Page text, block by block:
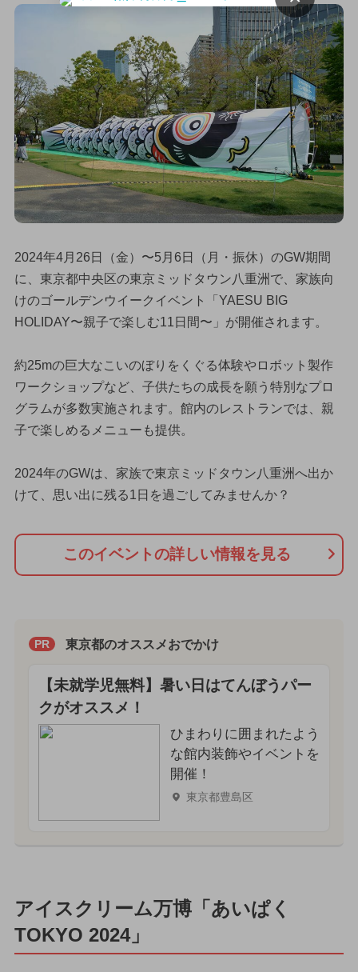
2024年4月26日（金）〜5月6日（月・振休）のGW期間
に、東京都中央区の東京ミッドタウン八重洲で、家族向
けのゴールデンウイークイベント「YAESU BIG
HOLIDAY〜親子で楽しむ11日間〜」が開催されます。
約25mの巨大なこいのぼりをくぐる体験やロボット製作
ワークショップなど、子供たちの成長を願う特別なプロ
グラムが多数実施されます。館内のレストランでは、親
子で楽しめるメニューも提供。
2024年のGWは、家族で東京ミッドタウン八重洲へ出か
けて、思い出に残る1日を過ごしてみませんか？
このイベントの詳しい情報を見る
PR 東京都のオススメおでかけ
【未就学児無料】暑い日はてんぼうパー
クがオススメ！
ひまわりに囲まれたよう
な館内装飾やイベントを
開催！
東京都豊島区
アイスクリーム万博「あいぱく
TOKYO 2024」